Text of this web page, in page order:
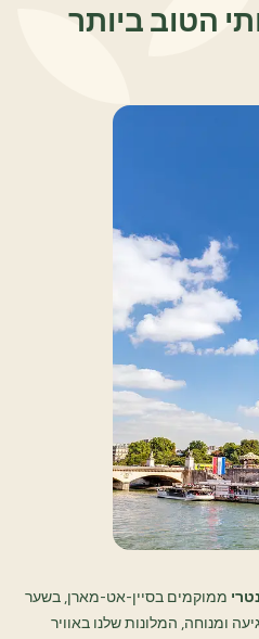
הטוב ביותר
ממוקמים בסיין-אט-מארן, בשער
ומנוחה, המלונות שלנו באוויר